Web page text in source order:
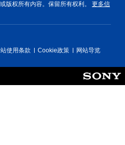
版权所有内容。保留所有权利。 更多信
站使用条款 Cookie政策 网站导览